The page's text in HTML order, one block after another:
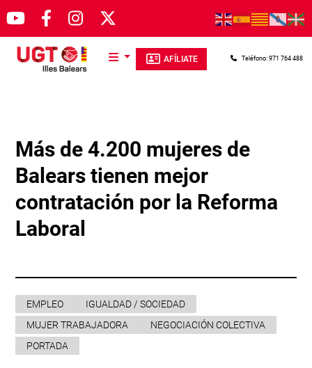
Pasar al contenido principal
AFÍLIATE Teléfono: 971 764 488
Más de 4.200 mujeres de
Balears tienen mejor
contratación por la Reforma
Laboral
EMPLEO
IGUALDAD / SOCIEDAD
MUJER TRABAJADORA
NEGOCIACIÓN COLECTIVA
PORTADA